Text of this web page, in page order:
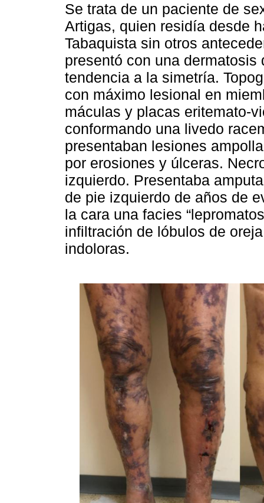
Se trata de un paciente de
Artigas, quien residía desde
Tabaquista sin otros
presentó con una
tendencia a la simetría.
con máximo lesional en
máculas y placas eritemato-
conformando una livedo
presentaban lesiones
por erosiones y úlceras.
izquierdo. Presentaba
de pie izquierdo de años de
la cara una facies
infiltración de lóbulos de
indoloras.